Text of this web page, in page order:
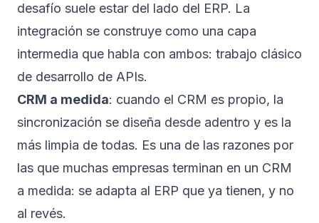
desafío suele estar del lado del ERP. La
integración se construye como una capa
intermedia que habla con ambos: trabajo clásico
de desarrollo de APIs.
CRM a medida: cuando el CRM es propio, la
sincronización se diseña desde adentro y es la
más limpia de todas. Es una de las razones por
las que muchas empresas terminan en un CRM
a medida: se adapta al ERP que ya tienen, y no
al revés.